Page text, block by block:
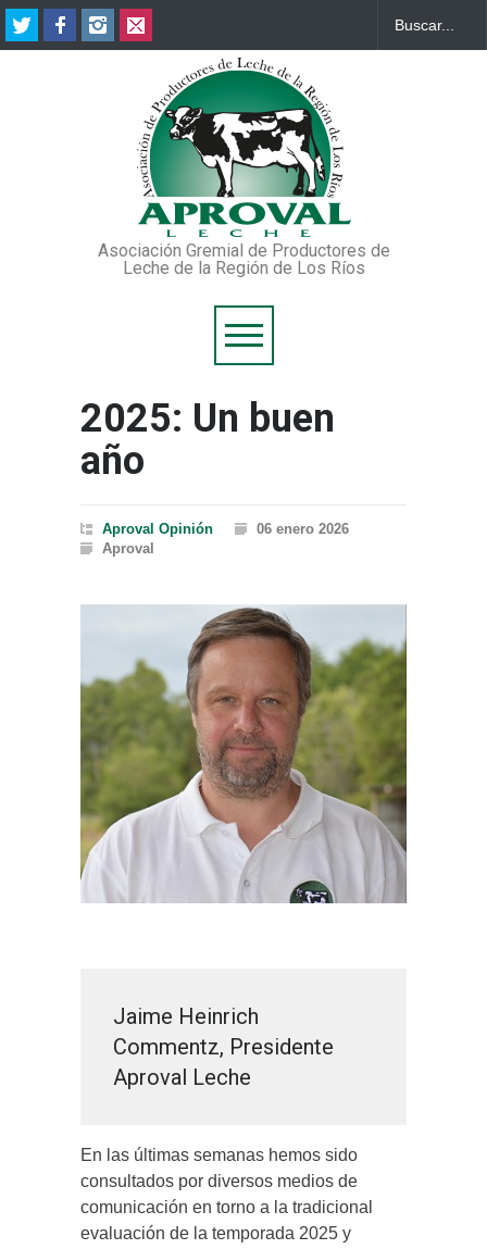
Asociación Gremial de Productores de
Leche de la Región de Los Ríos
2025: Un buen
año
Aproval Opinión
06 enero 2026
Aproval
Jaime Heinrich
Commentz, Presidente
Aproval Leche
En las últimas semanas hemos sido
consultados por diversos medios de
comunicación en torno a la tradicional
evaluación de la temporada 2025 y